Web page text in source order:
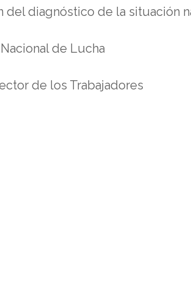
diagnóstico de la situación
de Lucha
de los Trabajadores